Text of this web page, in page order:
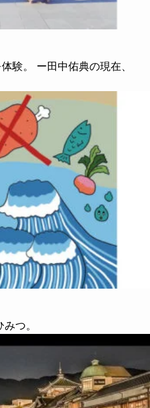
験。 ー田中佑典の現在、
みつ。